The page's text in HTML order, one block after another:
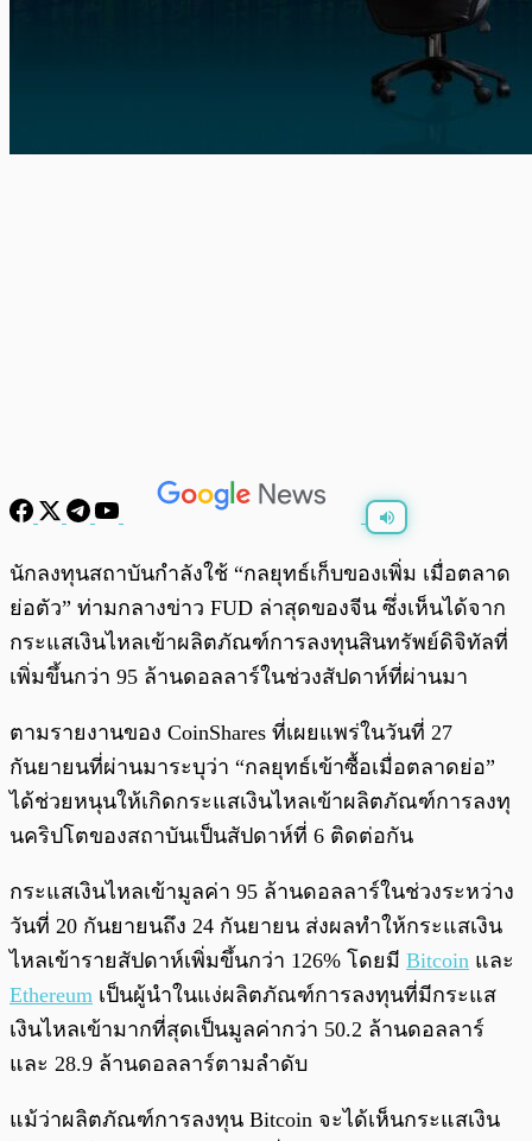
0:00 /
นักลงทุนสถาบันกำลังใช้ “กลยุทธ์เก็บของเพิ่ม เมื่อตลาด
ย่อตัว” ท่ามกลางข่าว FUD ล่าสุดของจีน ซึ่งเห็นได้จาก
กระแสเงินไหลเข้าผลิตภัณฑ์การลงทุนสินทรัพย์ดิจิทัลที่
เพิ่มขึ้นกว่า 95 ล้านดอลลาร์ในช่วงสัปดาห์ที่ผ่านมา
ตามรายงานของ CoinShares ที่เผยแพร่ในวันที่ 27
กันยายนที่ผ่านมาระบุว่า “กลยุทธ์เข้าซื้อเมื่อตลาดย่อ”
ได้ช่วยหนุนให้เกิดกระแสเงินไหลเข้าผลิตภัณฑ์การลงทุ
นคริปโตของสถาบันเป็นสัปดาห์ที่ 6 ติดต่อกัน
กระแสเงินไหลเข้ามูลค่า 95 ล้านดอลลาร์ในช่วงระหว่าง
วันที่ 20 กันยายนถึง 24 กันยายน ส่งผลทำให้กระแสเงิน
ไหลเข้ารายสัปดาห์เพิ่มขึ้นกว่า 126% โดยมี Bitcoin และ
Ethereum เป็นผู้นำในแง่ผลิตภัณฑ์การลงทุนที่มีกระแส
เงินไหลเข้ามากที่สุดเป็นมูลค่ากว่า 50.2 ล้านดอลลาร์
และ 28.9 ล้านดอลลาร์ตามลำดับ
แม้ว่าผลิตภัณฑ์การลงทุน Bitcoin จะได้เห็นกระแสเงิน